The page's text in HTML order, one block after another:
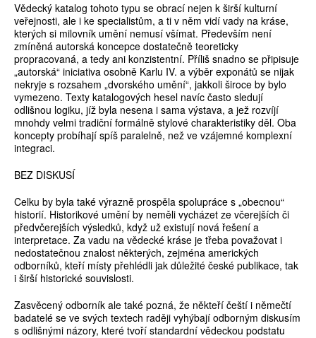
Vědecký katalog tohoto typu se obrací nejen k širší kulturní
veřejnosti, ale i ke specialistům, a ti v něm vidí vady na kráse,
kterých si milovník umění nemusí všímat. Především není
zmíněná autorská koncepce dostatečně teoreticky
propracovaná, a tedy ani konzistentní. Příliš snadno se připisuje
„autorská“ iniciativa osobně Karlu IV. a výběr exponátů se nijak
nekryje s rozsahem „dvorského umění“, jakkoli široce by bylo
vymezeno. Texty katalogových hesel navíc často sledují
odlišnou logiku, jíž byla nesena i sama výstava, a jež rozvíjí
mnohdy velmi tradiční formálně stylové charakteristiky děl. Oba
koncepty probíhají spíš paralelně, než ve vzájemné komplexní
integraci.
BEZ DISKUSÍ
Celku by byla také výrazně prospěla spolupráce s „obecnou“
historií. Historikové umění by neměli vycházet ze včerejších či
předvčerejších výsledků, když už existují nová řešení a
interpretace. Za vadu na vědecké kráse je třeba považovat i
nedostatečnou znalost některých, zejména amerických
odborníků, kteří místy přehlédli jak důležité české publikace, tak
i širší historické souvislosti.
Zasvěcený odborník ale také pozná, že někteří čeští i němečtí
badatelé se ve svých textech raději vyhýbají odborným diskusím
s odlišnými názory, které tvoří standardní vědeckou podstatu